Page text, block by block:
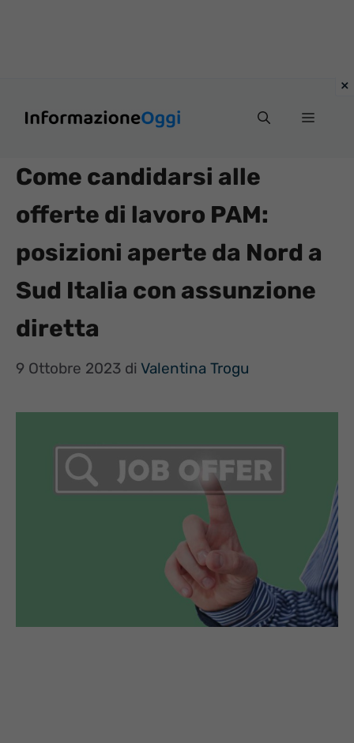
Menu
Come candidarsi alle
offerte di lavoro PAM:
posizioni aperte da Nord a
Sud Italia con assunzione
diretta
9 Ottobre 2023 di Valentina Trogu